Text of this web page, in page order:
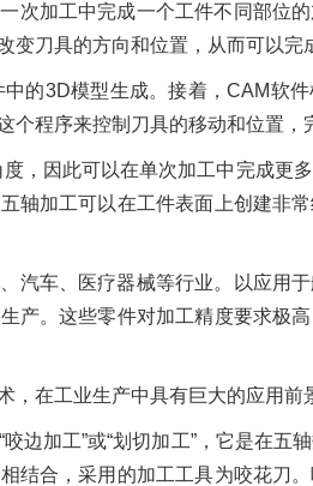
次加工中完成一个工件不同部位
刀具的方向和位置，从而可以完
的3D模型生成。接着，CAM软件
程序来控制刀具的移动和位置，
，因此可以在单次加工中完成更
轴加工可以在工件表面上创建非
汽车、医疗器械等行业。以应用
产。这些零件对加工精度要求极
在工业生产中具有巨大的应用前
边加工”或“划切加工”，它是在五
结合，采用的加工工具为咬花刀